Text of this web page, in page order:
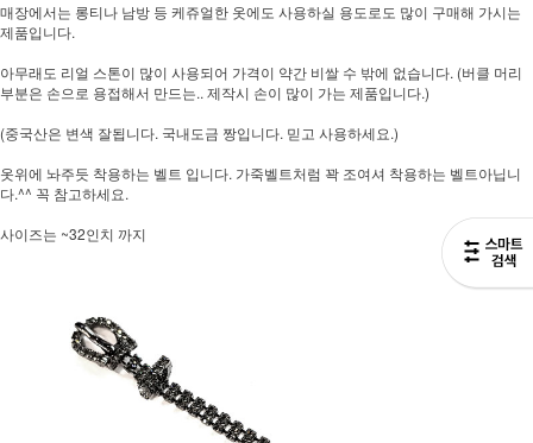
매장에서는 롱티나 남방 등 케쥬얼한 옷에도 사용하실 용도로도 많이 구매해 가시는
제품입니다.
아무래도 리얼 스톤이 많이 사용되어 가격이 약간 비쌀 수 밖에 없습니다. (버클 머리
부분은 손으로 용접해서 만드는.. 제작시 손이 많이 가는 제품입니다.)
(중국산은 변색 잘됩니다. 국내도금 짱입니다. 믿고 사용하세요.)
옷위에 놔주듯 착용하는 벨트 입니다. 가죽벨트처럼 꽉 조여셔 착용하는 벨트아닙니
다.^^ 꼭 참고하세요.
사이즈는 ~32인치 까지